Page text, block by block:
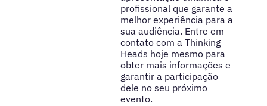
profissional que garante a
melhor experiência para a
sua audiência. Entre em
contato com a Thinking
Heads hoje mesmo para
obter mais informações e
garantir a participação
dele no seu próximo
evento.